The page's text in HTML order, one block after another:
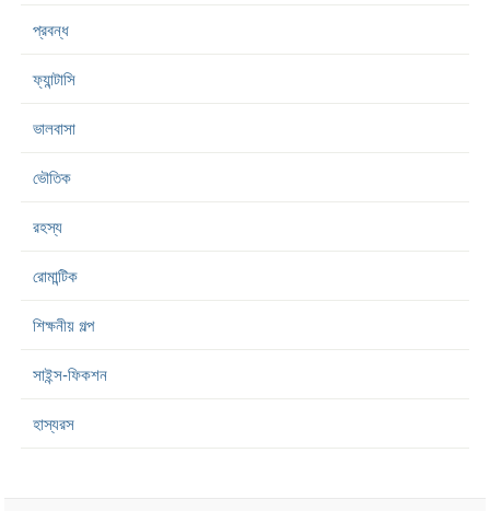
প্রবন্ধ
ফ্যান্টাসি
ভালবাসা
ভৌতিক
রহস্য
রোমান্টিক
শিক্ষনীয় গল্প
সাইন্স-ফিকশন
হাস্যরস